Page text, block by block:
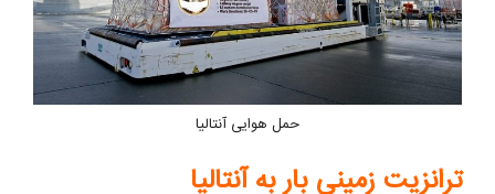
حمل هوایی آنتالیا
ترانزیت زمینی بار به آنتالیا